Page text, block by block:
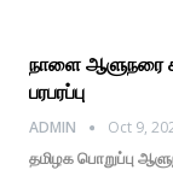
நாளை ஆளுநரை
பரபரப்பு
ADMIN
Oct 9,
தமிழக பொறுப்பு